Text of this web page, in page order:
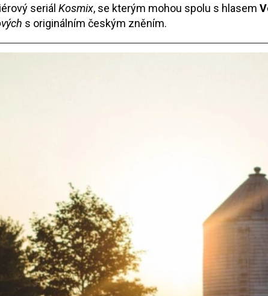
seriál Kosmix, se kterým mohou spolu s hlasem
s originálním českým zněním.